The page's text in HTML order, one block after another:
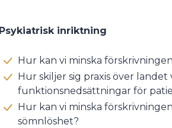
Psykiatrisk inriktning
Hur kan vi minska
Hur skiljer sig praxis över
funktionsnedsättningar för
Hur kan vi minska
sömnlöshet?